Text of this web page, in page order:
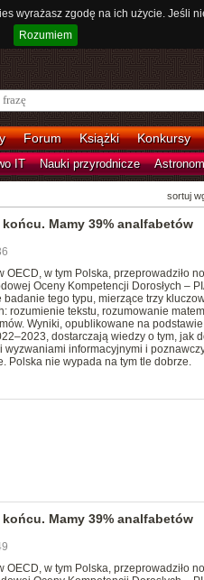
wyrażasz zgodę na ich użycie.
Rozumiem
Forum Książki Konkursy
IT Nauki przyrodnicze
sortuj
Mamy 39% analfabetów
OECD, w tym Polska, przeprowadziło
Oceny Kompetencji Dorosłych –
tego typu, mierzące trzy
rozumienie tekstu, rozumowanie
Wyniki, opublikowane na
dostarczają wiedzy o tym, jak
wyzwaniami informacyjnymi i
Polska nie wypada na tym tle dobrze.
Mamy 39% analfabetów
OECD, w tym Polska, przeprowadziło